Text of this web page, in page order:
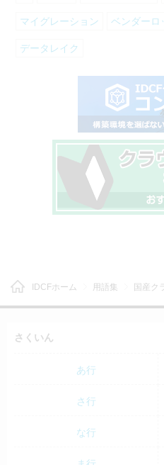
マイグレーション ベンダーロ
データレイク
IDCFホーム 用語集 国産ク
さくいん
あ行
さ行
な行